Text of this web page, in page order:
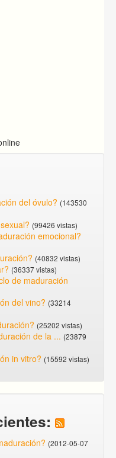
del óvulo? (143530
(99426 vistas)
emocional?
(40832 vistas)
(36337 vistas)
de maduración
del vino? (33214
(25202 vistas)
de la ... (23879
in vitro? (15592 vistas)
(2012-05-07